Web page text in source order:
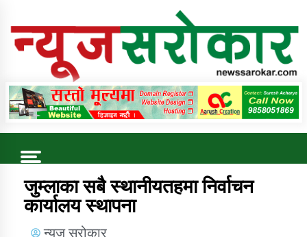
Online News Portal
Trending Now
कुषि बिकास कार्यालय जुम्ला सुचना सन्देश
जुम्लाका सबै स्थानीयतहमा निर्वाचन
कार्यालय स्थापना
न्यूज सरोकार